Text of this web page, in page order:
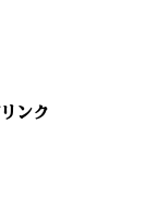
ンク